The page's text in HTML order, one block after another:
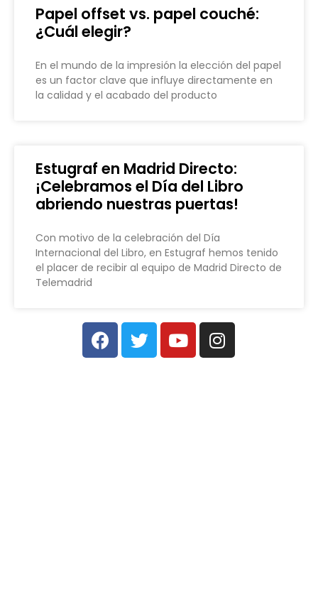
Papel offset vs. papel couché:
¿Cuál elegir?
En el mundo de la impresión la elección del papel
es un factor clave que influye directamente en
la calidad y el acabado del producto
Estugraf en Madrid Directo:
¡Celebramos el Día del Libro
abriendo nuestras puertas!
Con motivo de la celebración del Día
Internacional del Libro, en Estugraf hemos tenido
el placer de recibir al equipo de Madrid Directo de
Telemadrid